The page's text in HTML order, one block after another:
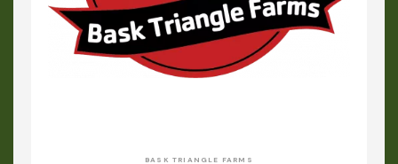
BASK TRIANGLE FARMS